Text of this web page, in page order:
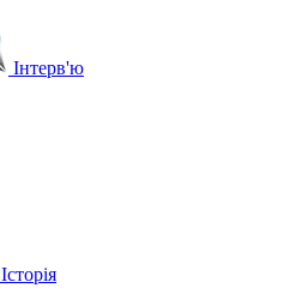
Інтерв'ю
Історія